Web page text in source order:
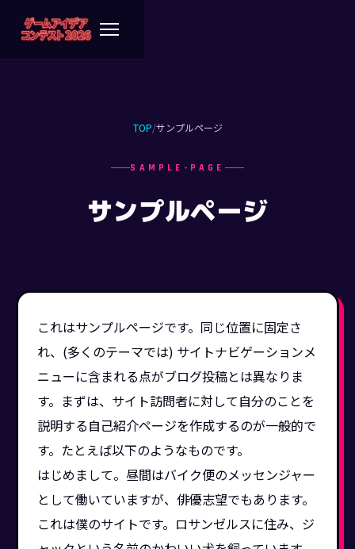
TOP/サンプルページ
SAMPLE-PAGE
サンプルページ
これはサンプルページです。同じ位置に固定さ
れ、(多くのテーマでは) サイトナビゲーションメ
ニューに含まれる点がブログ投稿とは異なりま
す。まずは、サイト訪問者に対して自分のことを
説明する自己紹介ページを作成するのが一般的で
す。たとえば以下のようなものです。
はじめまして。昼間はバイク便のメッセンジャー
として働いていますが、俳優志望でもあります。
これは僕のサイトです。ロサンゼルスに住み、ジ